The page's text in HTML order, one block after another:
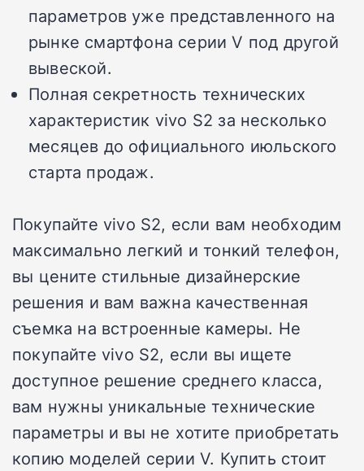
параметров уже представленного на
рынке смартфона серии V под другой
вывеской.
Полная секретность технических
характеристик vivo S2 за несколько
месяцев до официального июльского
старта продаж.
Покупайте vivo S2, если вам необходим
максимально легкий и тонкий телефон,
вы цените стильные дизайнерские
решения и вам важна качественная
съемка на встроенные камеры. Не
покупайте vivo S2, если вы ищете
доступное решение среднего класса,
вам нужны уникальные технические
параметры и вы не хотите приобретать
копию моделей серии V. Купить стоит